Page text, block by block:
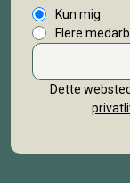
Kun mig
Flere
Dette